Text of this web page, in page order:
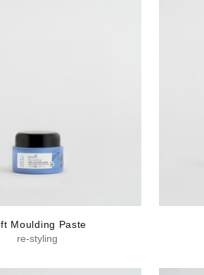
Moulding Paste
re-styling